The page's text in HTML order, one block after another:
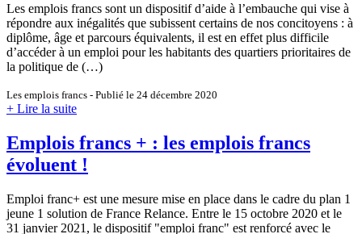
Les emplois francs sont un dispositif d’aide à l’embauche qui vise à
répondre aux inégalités que subissent certains de nos concitoyens : à
diplôme, âge et parcours équivalents, il est en effet plus difficile
d’accéder à un emploi pour les habitants des quartiers prioritaires de
la politique de (…)
Les emplois francs - Publié le 24 décembre 2020
+ Lire la suite
Emplois francs + : les emplois francs
évoluent !
Emploi franc+ est une mesure mise en place dans le cadre du plan 1
jeune 1 solution de France Relance. Entre le 15 octobre 2020 et le
31 janvier 2021, le dispositif "emploi franc" est renforcé avec le